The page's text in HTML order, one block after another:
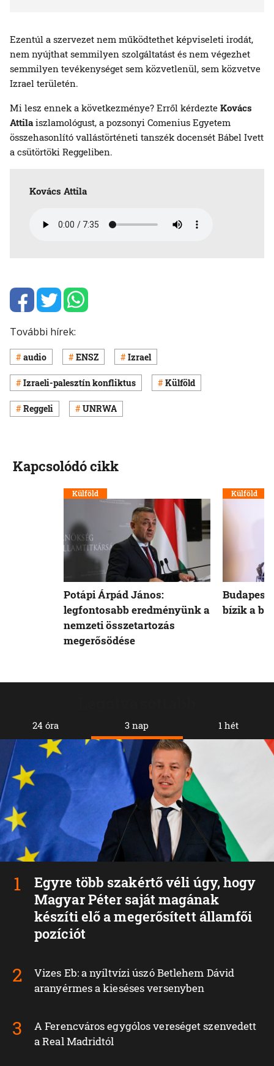
Ezentúl a szervezet nem működtethet képviseleti irodát,
nem nyújthat semmilyen szolgáltatást és nem végezhet
semmilyen tevékenységet sem közvetlenül, sem közvetve
Izrael területén.
Mi lesz ennek a következménye? Erről kérdezte Kovács
Attilaiszlamológust, a pozsonyi Comenius Egyetem
összehasonlító vallástörténeti tanszék docensét Bábel Ivett
a csütörtöki Reggeliben.
Kovács Attila
További hírek:
audio ENSZ Izrael
Izraeli-palesztín konfliktus Külföld
Reggeli UNRWA
24 óra 3 nap
Egyre több szakértő véli úgy, hogy
Magyar Péter saját magának
készíti elő a megerősített államfői
pozíciót
Vizes Eb: a nyíltvízi úszó Betlehem Dávid
aranyérmes a kieséses versenyben
A Ferencváros egygólos vereséget szenvedett
a Real Madridtól
1 hét
Kapcsolódó cikk
Külföld
Potápi Árpád János:
legfontosabb eredményünk a
nemzeti összetartozás
megerősödése
Külföld
Budapest
bízik a